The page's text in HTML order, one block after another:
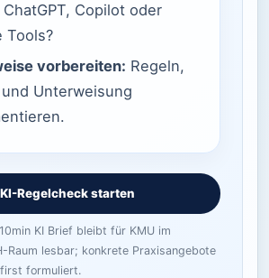
Copilot oder
Tools?
vorbereiten: Regeln,
Unterweisung
KI-Regelcheck starten
KI Brief bleibt für KMU im
Raum lesbar; konkrete Praxisangebote
formuliert.